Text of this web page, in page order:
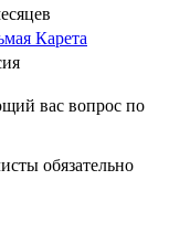
Карета
вас вопрос по
обязательно